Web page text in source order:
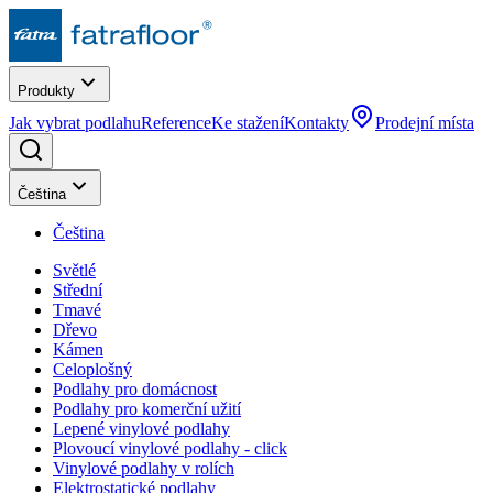
Produkty
Jak vybrat podlahuReferenceKe staženíKontakty Prodejní místa
Čeština
Čeština
Světlé
Střední
Tmavé
Dřevo
Kámen
Celoplošný
Podlahy pro domácnost
Podlahy pro komerční užití
Lepené vinylové podlahy
Plovoucí vinylové podlahy - click
Vinylové podlahy v rolích
Elektrostatické podlahy